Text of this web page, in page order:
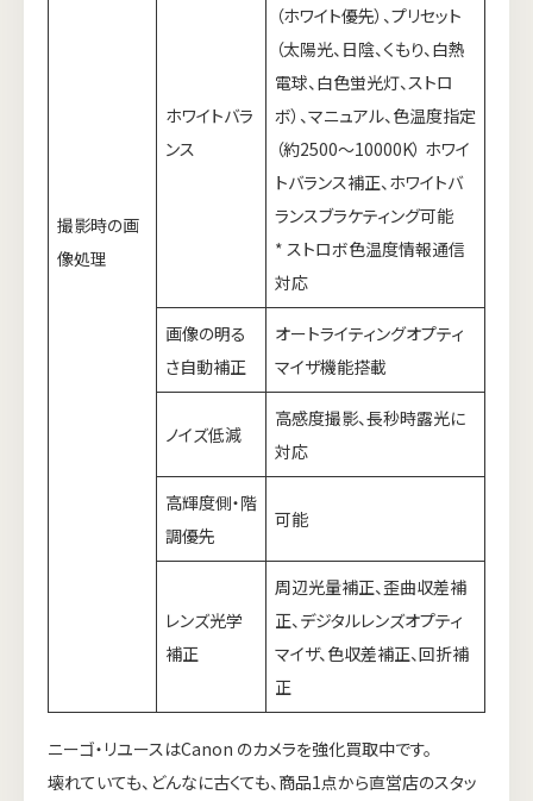
撮影時の画
像処理
ホワイトバラ
ンス
（ホワイト優先）、プリセット
（太陽光、日陰、くもり、白熱
電球、白色蛍光灯、ストロ
ボ）、マニュアル、色温度指定
（約2500～10000K） ホワイ
トバランス補正、ホワイトバ
ランスブラケティング可能
* ストロボ色温度情報通信
対応
画像の明る
さ自動補正
オートライティングオプティ
マイザ機能搭載
ノイズ低減
高感度撮影、長秒時露光に
対応
高輝度側・階
調優先
可能
レンズ光学
補正
周辺光量補正、歪曲収差補
正、デジタルレンズオプティ
マイザ、色収差補正、回折補
正
ニーゴ・リユースはCanon のカメラを強化買取中です。
壊れていても、どんなに古くても、商品1点から直営店のスタッ